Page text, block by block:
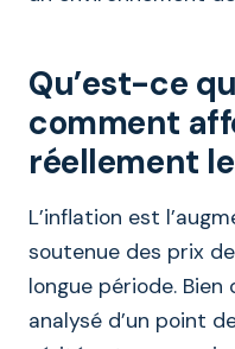
Qu’est-ce
comment
réellement
L’inflation est
soutenue des prix
longue période. Bien
analysé d’un point